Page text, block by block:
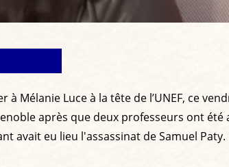
Mélanie Luce à la tête de l’UNEF, ce
après que deux professeurs ont été
avait eu lieu l'assassinat de Samuel